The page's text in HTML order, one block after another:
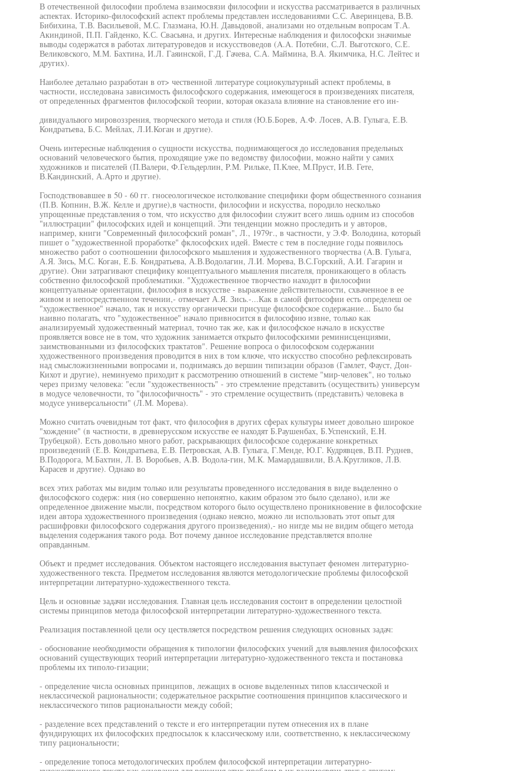
В отечественной философии проблема взаимосвязи философии и искусства рассматривается в различных
аспектах. Историко-философский аспект проблемы представлен исследованиями С.С. Аверинцева, В.В.
Бибихина, Т.В. Васильевой, М.С. Глазмана, Ю.Н. Давыдовой, анализами но отдельным вопросам Т.А.
Акиндиной, П.П. Гайденко, К.С. Свасьяна, и других. Интересные наблюдения и философски значимые
выводы содержатся в работах литературоведов и искусствоведов (A.A. Потебни, С.Л. Выготского, С.Е.
Великовского, М.М. Бахтина, И.Л. Гаяинской, Г.Д. Гачева, С.А. Маймина, В.А. Якимчика, Н.С. Лейтес и
других).
Наиболее детально разработан в от> чественной литературе социокультурный аспект проблемы, в
частности, исследована зависимость философского содержания, имеющегося в произведениях писателя,
от определенных фрагментов философской теории, которая оказала влияние на становление его ин-
дивидуалыюго мировоззрения, творческого метода и стиля (Ю.Б.Борев, А.Ф. Лосев, A.B. Гулыга, Е.В.
Кондратьева, Б.С. Мейлах, Л.И.Коган и другие).
Очень интересные наблюдения о сущности искусства, поднимающегося до исследования предельных
оснований человеческого бытия, проходящие уже по ведомству философии, можно найти у самих
художников и писателей (П.Валери, Ф.Гельдерлин, P.M. Рильке, П.Клее, М.Пруст, И.В. Гете,
В.Кандинский, А.Арто и другие).
Господствовавшее в 50 - 60 гг. гносеологическое истолкование специфики форм общественного сознания
(П.В. Копнин, В.Ж. Келле и другие),в частности, философии и искусства, породило несколько
упрощенные представления о том, что искусство для философии служит всего лишь одним из способов
"иллюстрации" философских идей и концепций. Эти тенденции можно проследить и у авторов,
например, книги "Современный философский роман", Л., 1979г., в частности, у Э.Ф. Володина, который
пишет о "художественной проработке" фклософских идей. Вместе с тем в последние годы появилось
множество работ о соотношении философского мышления и художественного творчества (A.B. Гулыга,
А.Я. Зись, М.С. Коган, Е.Б. Кондратьева, А.В.Водолагин, Л.И. Морева, В.С.Горский, А.И. Гагарин и
другие). Они затрагивают специфику концептуального мышления писателя, проникающего в область
собственно философской проблематики. "Художественное творчество находит в философии
концептуальные ориентации, философия в искусстве - выражение действительности, схваченное в ее
живом и непосредственном течении,- отмечает А.Я. Зись.-...Как в самой фитософии есть определеш ое
"художественное" начало, так и искусству органически присуще философское содержание... Было бы
наивно полагать, что "художественное" начало привносится в философию извне, только как
анализируемый художественный материал, точно так же, как и философское начало в искусстве
проявляется вовсе не в том, что художник занимается открыто философскими реминисценциями,
заимствованными из философских трактатов". Решение вопроса о философском содержании
художественного произведения проводится в них в том ключе, что искусство способно рефлексировать
над смысложизненными вопросами и, поднимаясь до вершин типизации образов (Гамлет, Фауст, Дон-
Кихот и другие), неминуемо приходит к рассмотрению отношений в системе "мир-человек", но только
через призму человека: "если "художественность" - это стремление представить (осуществить) универсум
в модусе человечности, то "философичность" - это стремление осуществить (представить) человека в
модусе универсальности" (Л.М. Морева).
Можно считать очевидным тот факт, что философия в других сферах культуры имеет довольно широкое
"хождение" (в частности, в древнерусском искусстве ее находят Б.Раушенбах, Б.Успенский, E.H.
Трубецкой). Есть довольно много работ, раскрывающих философское содержание конкретных
произведений (Е.В. Кондратьева, Е.В. Петровская, A.B. Гулыга, Г.Менде, Ю.Г. Кудрявцев, В.П. Руднев,
В.Подорога, М.Бахтин, Л. В. Воробьев, A.B. Водола-гин, М.К. Мамардашвили, В.А.Кругликов, Л.В.
Карасев и другие). Однако во
всех этих работах мы видим только или результаты проведенного исследования в виде выделенно о
философского содерж: ния (но совершенно непонятно, каким образом это было сделано), или же
определенное движение мысли, посредством которого было осуществлено проникновение в философские
идеи автора художественного произведения (однако неясно, можно ли использовать этот опыт для
расшифровки философского содержания другого произведения),- но нигде мы не видим общего метода
выделения содержания такого рода. Вот почему данное исследование представляется вполне
оправданным.
Объект и предмет исследования. Объектом настоящего исследования выступает феномен литературно-
художественного текста. Предметом исследования являются методологические проблемы философской
интерпретации литературно-художественного текста.
Цель и основные задачи исследования. Главная цель исследования состоит в определении целостной
системы принципов метода философской интерпретации литературно-художественного текста.
Реализация поставленной цели осу цествляется посредством решения следующих основных задач:
- обоснование необходимости обращения к типологии философских учений для выявления философских
оснований существующих теорий интерпретации литературно-художественного текста и постановка
проблемы их типоло-гизации;
- определение числа основных принципов, лежащих в основе выделенных типов классической и
неклассической рациональности; содержательное раскрытие соотношения принципов классического и
неклассического типов рациональности между собой;
- разделение всех представлений о тексте и его интерпретации путем отнесения их в плане
фундирующих их философских предпосылок к классическому или, соответственно, к неклассическому
типу рациональности;
- определение топоса методологических проблем философской интерпретации литературно-